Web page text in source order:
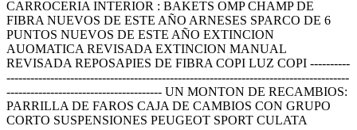
CARROCERIA INTERIOR : BAKETS OMP CHAMP DE
FIBRA NUEVOS DE ESTE AÑO ARNESES SPARCO DE 6
PUNTOS NUEVOS DE ESTE AÑO EXTINCION
AUOMATICA REVISADA EXTINCION MANUAL
REVISADA REPOSAPIES DE FIBRA COPI LUZ COPI ----------
--------------------------------------------------------------------------------------
--------------------------------------- UN MONTON DE RECAMBIOS:
PARRILLA DE FAROS CAJA DE CAMBIOS CON GRUPO
CORTO SUSPENSIONES PEUGEOT SPORT CULATA